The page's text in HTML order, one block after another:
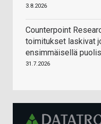
3.8.2026
Counterpoint
toimitukset laskivat
ensimmäisellä
31.7.2026